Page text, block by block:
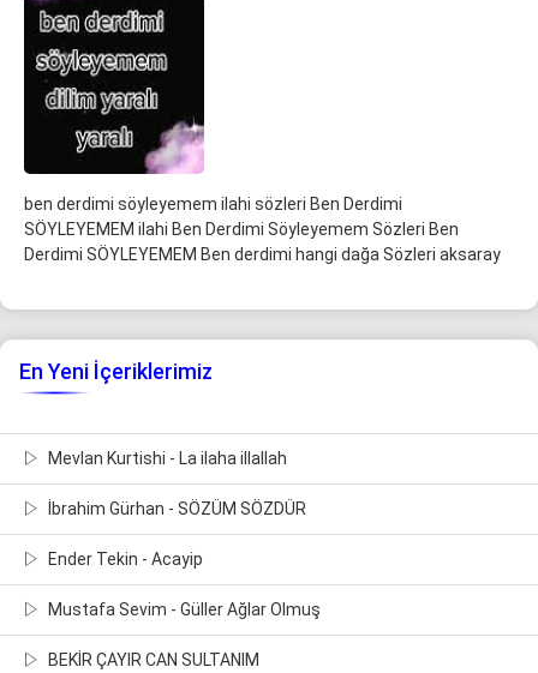
ben derdimi söyleyemem ilahi sözleri Ben Derdimi
SÖYLEYEMEM ilahi Ben Derdimi Söyleyemem Sözleri Ben
Derdimi SÖYLEYEMEM Ben derdimi hangi dağa Sözleri aksaray
En Yeni İçeriklerimiz
Mevlan Kurtishi - La ilaha illallah
İbrahim Gürhan - SÖZÜM SÖZDÜR
Ender Tekin - Acayip
Mustafa Sevim - Güller Ağlar Olmuş
BEKİR ÇAYIR CAN SULTANIM